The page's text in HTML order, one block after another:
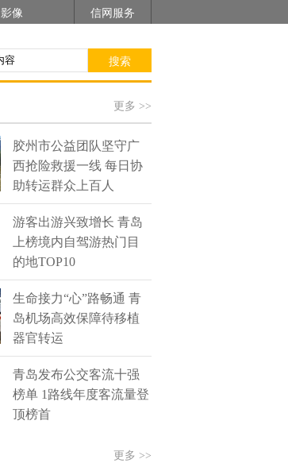
影像 信网服务
搜索
更多 >>
胶州市公益团队坚守广
西抢险救援一线 每日协
助转运群众上百人
游客出游兴致增长 青岛
上榜境内自驾游热门目
的地TOP10
生命接力“心”路畅通 青
岛机场高效保障待移植
器官转运
青岛发布公交客流十强
榜单 1路线年度客流量登
顶榜首
更多 >>